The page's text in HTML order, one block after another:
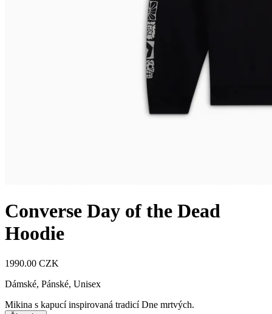
Converse Day of the Dead
Hoodie
1990.00 CZK
Dámské, Pánské, Unisex
Mikina s kapucí inspirovaná tradicí Dne mrtvých.